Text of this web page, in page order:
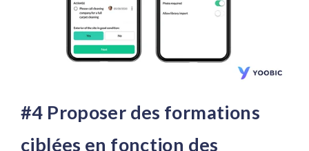
#4 Proposer des formations
ciblées en fonction des